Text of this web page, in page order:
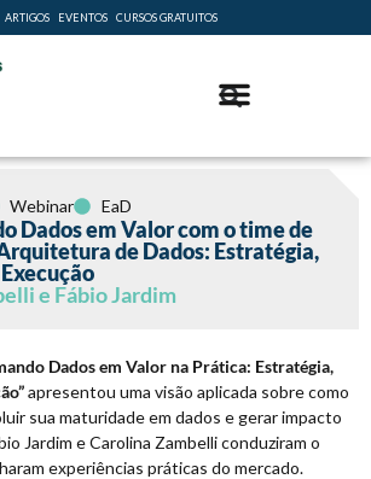
ARTIGOS EVENTOS CURSOS GRATUITOS
Webinar EaD
Dados em Valor com o time de
de Dados: Estratégia,
e Fábio Jardim
Dados em Valor na Prática: Estratégia,
apresentou uma visão aplicada sobre como
sua maturidade em dados e gerar impacto
Jardim e Carolina Zambelli conduziram o
experiências práticas do mercado.